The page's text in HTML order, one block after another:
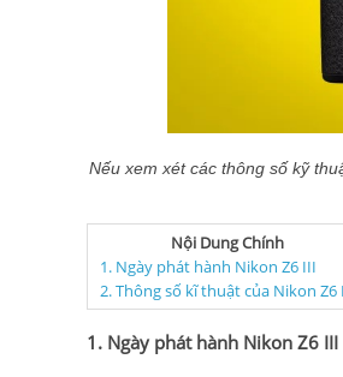
Nếu xem xét các thông số kỹ
Nội Dung Chính
1. Ngày phát hành Nikon Z6 III
2. Thông số kĩ thuật của Nikon Z6
1. Ngày phát hành Nikon Z6 III